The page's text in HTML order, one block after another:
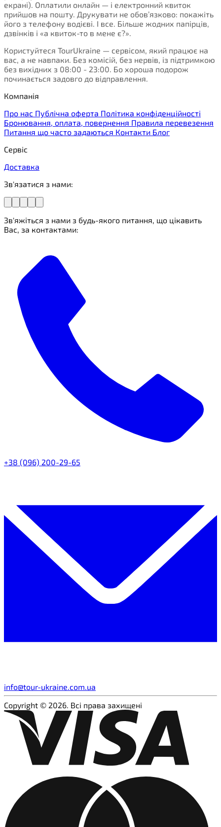
екрані). Оплатили онлайн — і електронний квиток
прийшов на пошту. Друкувати не обов’язково: покажіть
його з телефону водієві. І все. Більше жодних папірців,
дзвінків і «а квиток-то в мене є?».
Користуйтеся TourUkraine — сервісом, який працює на
вас, а не навпаки. Без комісій, без нервів, із підтримкою
без вихідних з 08:00 - 23:00. Бо хороша подорож
починається задовго до відправлення.
Компанія
Про нас Публічна оферта Політика конфіденційності
Бронювання, оплата, повернення Правила перевезення
Питання що часто задаються Контакти Блог
Сервіс
Доставка
Зв'язатися з нами:
Зв'яжіться з нами з будь-якого питання, що цікавить
Вас, за контактами:
+38 (096) 200-29-65
info@tour-ukraine.com.ua
Copyright © 2026. Всі права захищені